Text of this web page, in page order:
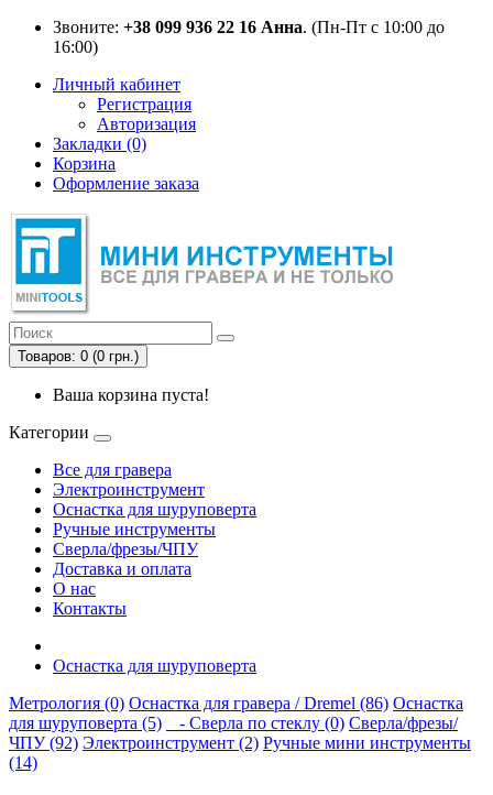
Звоните: +38 099 936 22 16 Анна. (Пн-Пт с 10:00 до
16:00)
Личный кабинет
Регистрация
Авторизация
Закладки (0)
Корзина
Оформление заказа
Товаров: 0 (0 грн.)
Ваша корзина пуста!
Категории
Все для гравера
Электроинструмент
Оснастка для шуруповерта
Ручные инструменты
Сверла/фрезы/ЧПУ
Доставка и оплата
О нас
Контакты
Оснастка для шуруповерта
Метрология (0) Оснастка для гравера / Dremel (86) Оснастка
для шуруповерта (5)
- Сверла по стеклу (0) Сверла/фрезы/
ЧПУ (92) Электроинструмент (2) Ручные мини инструменты
(14)